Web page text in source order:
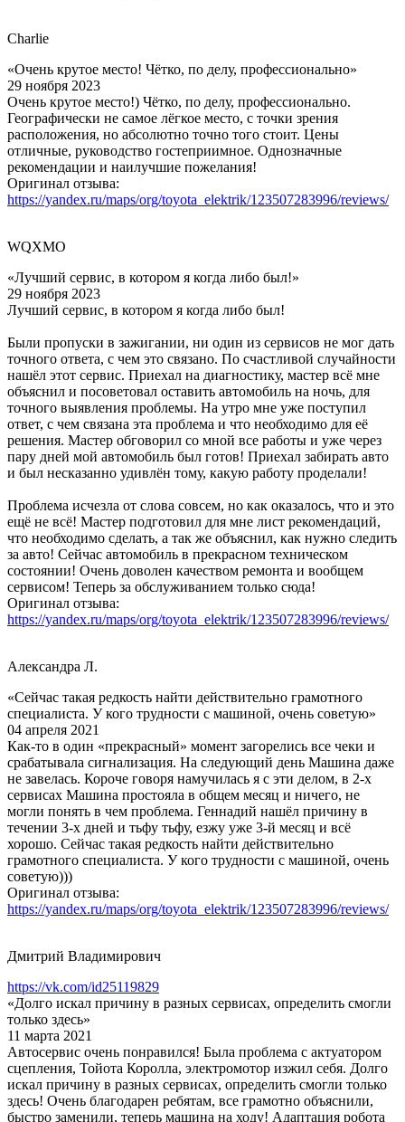
Charlie
«Очень крутое место! Чётко, по делу, профессионально»
29 ноября 2023
Очень крутое место!) Чётко, по делу, профессионально.
Географически не самое лёгкое место, с точки зрения
расположения, но абсолютно точно того стоит. Цены
отличные, руководство гостеприимное. Однозначные
рекомендации и наилучшие пожелания!
Оригинал отзыва:
https://yandex.ru/maps/org/toyota_elektrik/123507283996/reviews/
WQXMO
«Лучший сервис, в котором я когда либо был!»
29 ноября 2023
Лучший сервис, в котором я когда либо был!
Были пропуски в зажигании, ни один из сервисов не мог дать
точного ответа, с чем это связано. По счастливой случайности
нашёл этот сервис. Приехал на диагностику, мастер всё мне
объяснил и посоветовал оставить автомобиль на ночь, для
точного выявления проблемы. На утро мне уже поступил
ответ, с чем связана эта проблема и что необходимо для её
решения. Мастер обговорил со мной все работы и уже через
пару дней мой автомобиль был готов! Приехал забирать авто
и был несказанно удивлён тому, какую работу проделали!
Проблема исчезла от слова совсем, но как оказалось, что и это
ещё не всё! Мастер подготовил для мне лист рекомендаций,
что необходимо сделать, а так же объяснил, как нужно следить
за авто! Сейчас автомобиль в прекрасном техническом
состоянии! Очень доволен качеством ремонта и вообщем
сервисом! Теперь за обслуживанием только сюда!
Оригинал отзыва:
https://yandex.ru/maps/org/toyota_elektrik/123507283996/reviews/
Александра Л.
«Сейчас такая редкость найти действительно грамотного
специалиста. У кого трудности с машиной, очень советую»
04 апреля 2021
Как-то в один «прекрасный» момент загорелись все чеки и
срабатывала сигнализация. На следующий день Машина даже
не завелась. Короче говоря намучилась я с эти делом, в 2-х
сервисах Машина простояла в общем месяц и ничего, не
могли понять в чем проблема. Геннадий нашёл причину в
течении 3-х дней и тьфу тьфу, езжу уже 3-й месяц и всё
хорошо. Сейчас такая редкость найти действительно
грамотного специалиста. У кого трудности с машиной, очень
советую)))
Оригинал отзыва:
https://yandex.ru/maps/org/toyota_elektrik/123507283996/reviews/
Дмитрий Владимирович
https://vk.com/id25119829
«Долго искал причину в разных сервисах, определить смогли
только здесь»
11 марта 2021
Автосервис очень понравился! Была проблема с актуатором
сцепления, Тойота Королла, электромотор изжил себя. Долго
искал причину в разных сервисах, определить смогли только
здесь! Очень благодарен ребятам, все грамотно объяснили,
быстро заменили, теперь машина на ходу! Адаптация робота